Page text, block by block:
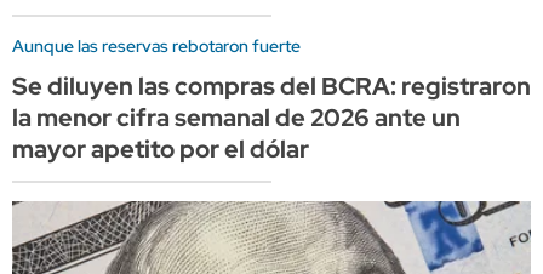
Aunque las reservas rebotaron fuerte
Se diluyen las compras del BCRA: registraron
la menor cifra semanal de 2026 ante un
mayor apetito por el dólar